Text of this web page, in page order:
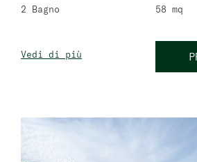
2 Bagno 58 mq
Vedi di più